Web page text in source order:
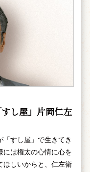
し屋」片岡仁左
「すし屋」で生きてき
は権太の心情に心を
ほしいからと、仁左衛